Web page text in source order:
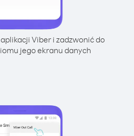
Viber i zadzwonić do
jego ekranu danych